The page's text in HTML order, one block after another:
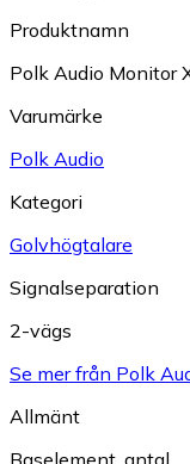
Produktnamn
Polk Audio Monitor
Varumärke
Polk Audio
Kategori
Golvhögtalare
Signalseparation
2-vägs
Se mer från Polk
Allmänt
Baselement, antal